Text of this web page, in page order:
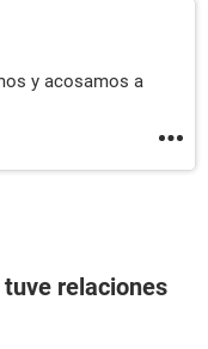
y acosamos a
relaciones